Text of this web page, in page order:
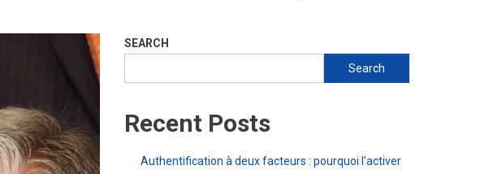
SEARCH
Search
Recent Posts
Authentification à deux facteurs : pourquoi l’activer